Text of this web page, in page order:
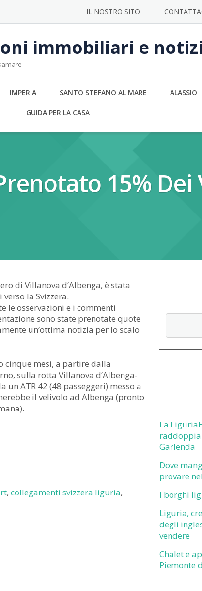
IL NOSTRO SITO
immobiliari e
IMPERIA SANTO STEFANO AL MARE ALASSIO
GUIDA PER LA CASA
15% Dei
di Villanova d’Albenga, è stata
la Svizzera.
le osservazioni e i commenti
sono state prenotate quote
un’ottima notizia per lo scalo
mesi, a partire dalla
sulla rotta Villanova d’Albenga-
un ATR 42 (48 passeggeri) messo a
il velivolo ad Albenga (pronto
, collegamenti svizzera liguria,
La
Garlenda
Dove
provare
I borghi
Liguria,
degli
vendere
Chalet e
Piemonte